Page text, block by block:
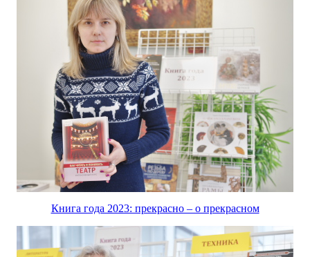
Книга года 2023: прекрасно – о прекрасном